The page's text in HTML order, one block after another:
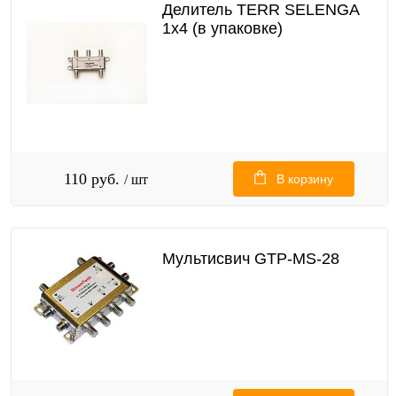
Делитель TERR SELENGA
1х4 (в упаковке)
110 руб. / шт В корзину
Мультисвич GTP-MS-28